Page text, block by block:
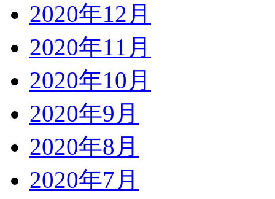
2020年12月
2020年11月
2020年10月
2020年9月
2020年8月
2020年7月